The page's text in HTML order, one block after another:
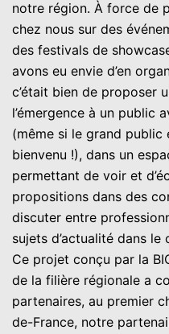
notre région. À force de
chez nous sur des
des festivals de
avons eu envie d’en
c’était bien de proposer
l’émergence à un public
(même si le grand public
bienvenu !), dans un
permettant de voir et
propositions dans des
discuter entre
sujets d’actualité dans
Ce projet conçu par la
de la filière régionale a
partenaires, au premier
de-France, notre